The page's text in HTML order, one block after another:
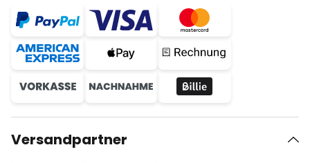
Versandpartner